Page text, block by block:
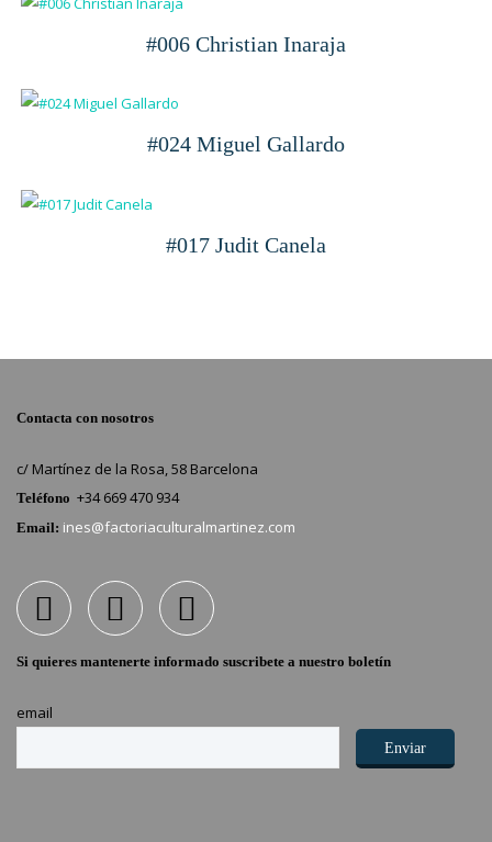
#006 Christian Inaraja
#024 Miguel Gallardo
#017 Judit Canela
Contacta con nosotros
c/ Martínez de la Rosa, 58 Barcelona
Teléfono +34 669 470 934
Email: ines@factoriaculturalmartinez.com
Si quieres mantenerte informado suscribete a nuestro boletín
email